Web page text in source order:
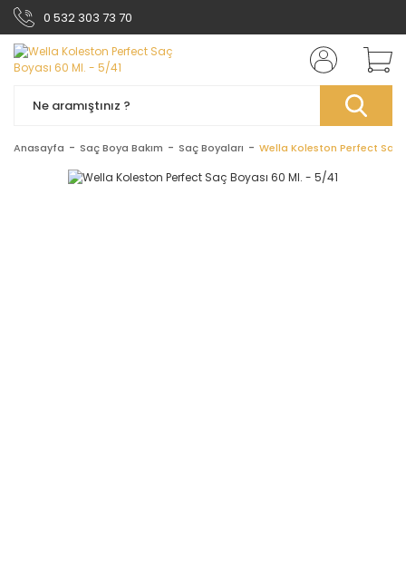
0 532 303 73 70
Anasayfa Saç Boya Bakım Saç Boyaları Wella Koleston Perfect Saç